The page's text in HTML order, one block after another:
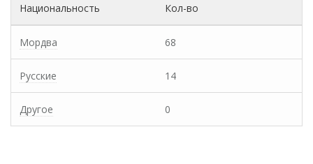
Национальность Кол-во
Мордва 68
Русские 14
Другое 0